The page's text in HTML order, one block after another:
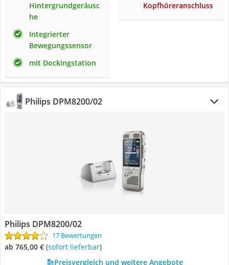
Hintergrundgeräusc
he
Integrierter
Bewegungssensor
mit Dockingstation
Kopfhöreranschluss
Philips ‎DPM8200/02
Philips ‎DPM8200/02
17 Bewertungen
ab 765,00 € ( Sofort lieferbar)
Preisvergleich und weitere Angebote